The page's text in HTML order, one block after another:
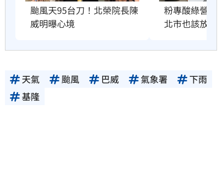
颱風天95台刀！北榮院長陳
威明曝心境
粉專酸綠營颱
北市也該放4天
天氣 颱風 巴威 氣象署
下雨
基隆